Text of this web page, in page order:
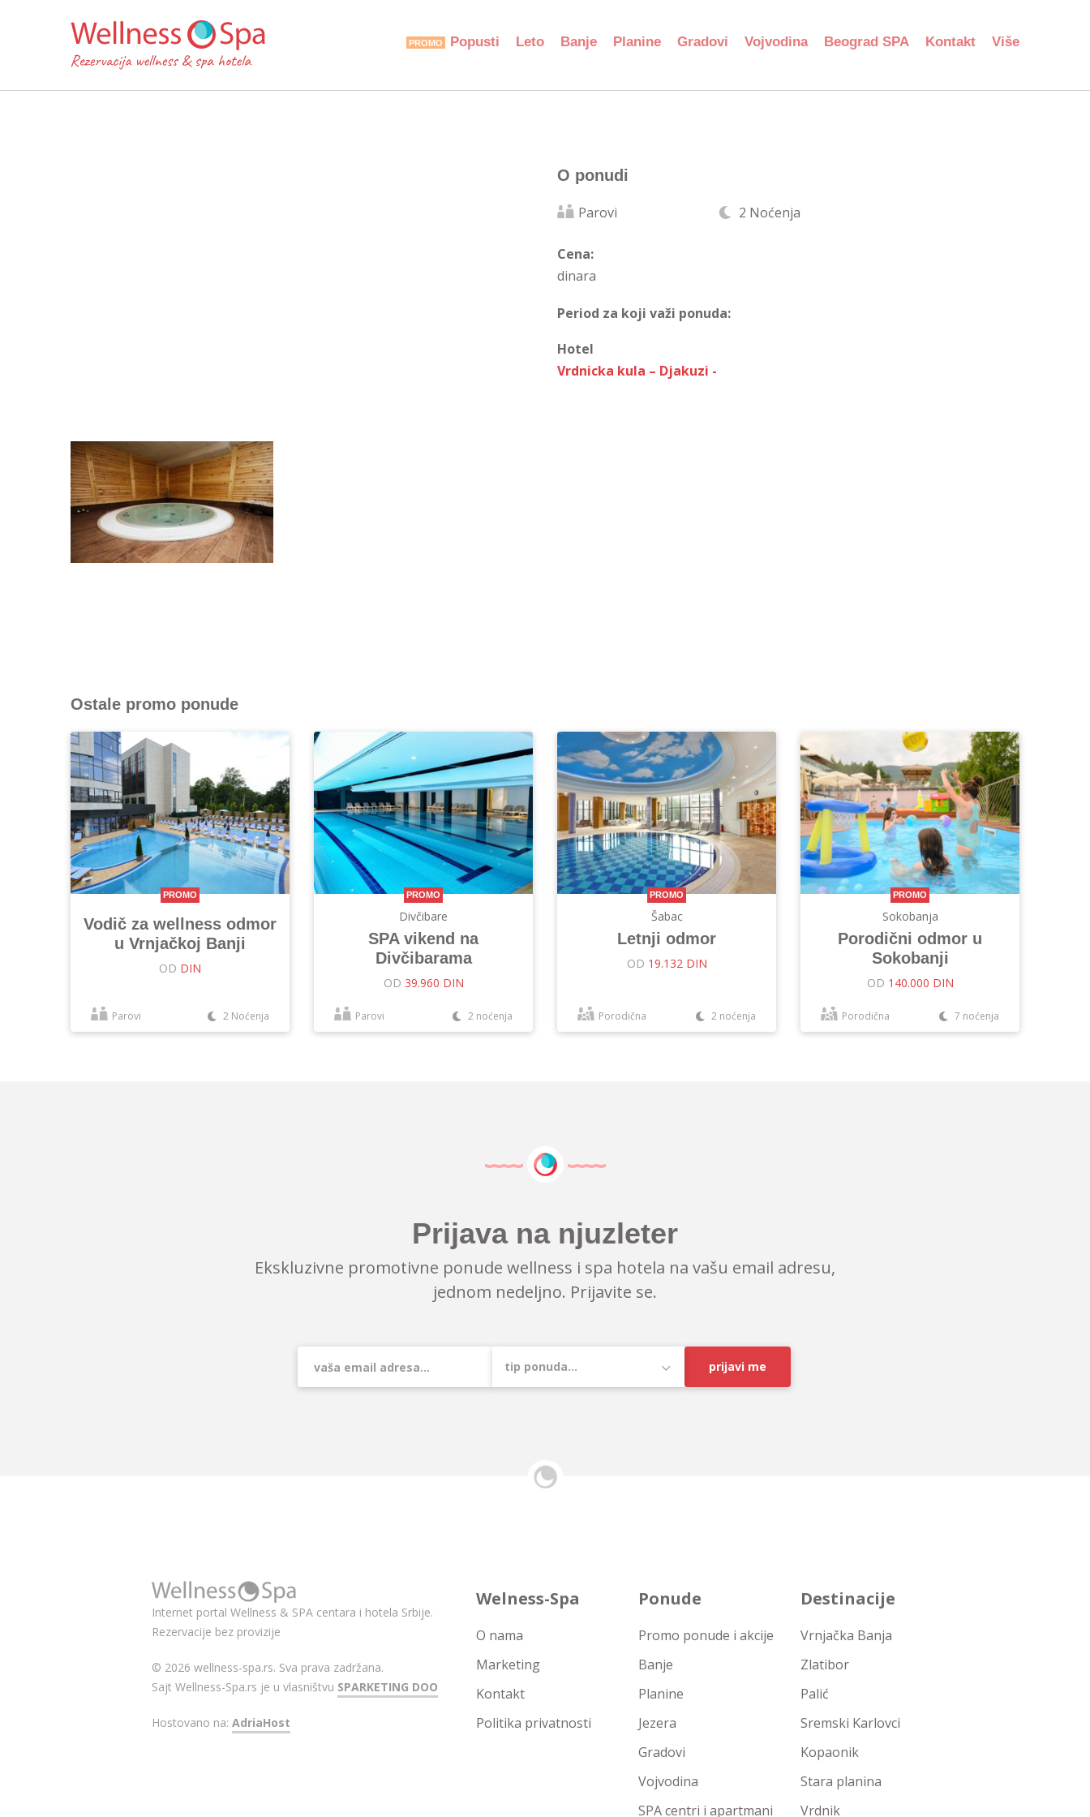
Popusti Leto Banje Planine Gradovi Vojvodina Beograd SPA Kontakt Više
O ponudi
Parovi 2 Noćenja
Cena:
dinara
Period za koji važi ponuda:
Hotel
Vrdnicka kula – Djakuzi -
Ostale promo ponude
PROMO
Vodič za wellness odmor
u Vrnjačkoj Banji
OD DIN
Parovi 2 Noćenja
PROMO
Divčibare
SPA vikend na
Divčibarama
OD 39.960 DIN
Parovi 2 noćenja
PROMO
Šabac
Letnji odmor
OD 19.132 DIN
Porodična 2 noćenja
PROMO
Sokobanja
Porodični odmor u
Sokobanji
OD 140.000 DIN
Porodična 7 noćenja
Prijava na njuzleter
Ekskluzivne promotivne ponude wellness i spa hotela na vašu email adresu,
jednom nedeljno. Prijavite se.
prijavi me
Internet portal Wellness & SPA centara i hotela Srbije.
Rezervacije bez provizije
© 2026 wellness-spa.rs. Sva prava zadržana.
Sajt Wellness-Spa.rs je u vlasništvu SPARKETING DOO
Hostovano na: AdriaHost
Welness-Spa
O nama
Marketing
Kontakt
Politika privatnosti
Ponude
Promo ponude i akcije
Banje
Planine
Jezera
Gradovi
Vojvodina
SPA centri i apartmani
Destinacije
Vrnjačka Banja
Zlatibor
Palić
Sremski Karlovci
Kopaonik
Stara planina
Vrdnik